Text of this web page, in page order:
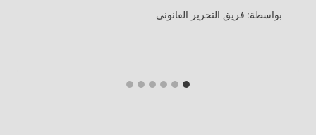
بواسطة: فريق التحرير القانوني